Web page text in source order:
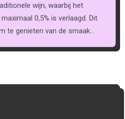
wijn, waarbij het
0,5% is verlaagd. Dit
te genieten van de smaak…